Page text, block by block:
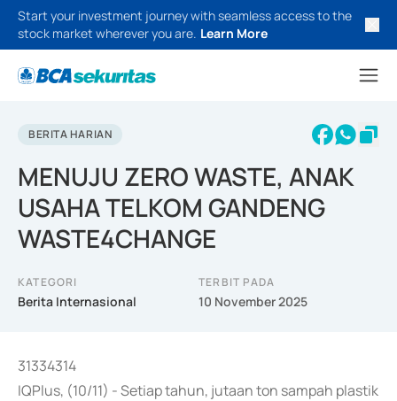
Start your investment journey with seamless access to the
stock market wherever you are. Learn More
BERITA HARIAN
MENUJU ZERO WASTE, ANAK
USAHA TELKOM GANDENG
WASTE4CHANGE
KATEGORI
Berita Internasional
TERBIT PADA
10 November 2025
31334314
IQPlus, (10/11) - Setiap tahun, jutaan ton sampah plastik